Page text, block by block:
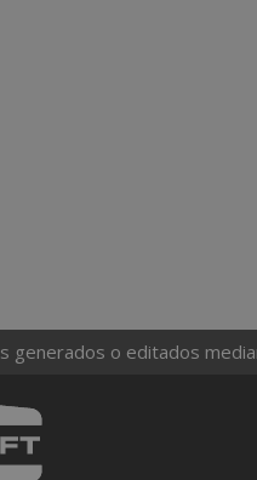
generados o editados